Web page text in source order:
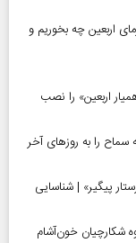
برای زائران اربعین ۱۴۰۵ | در گرمای اربعین چه بخوریم و
اربعین» را نصب
در سامانه سماح را به روز‌های آخر
پیگیر» | شناسایی